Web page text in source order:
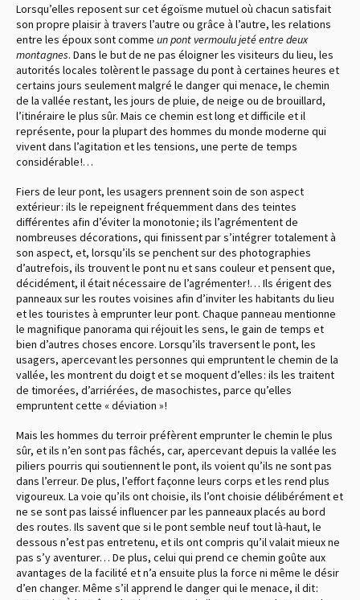
Lorsqu’elles reposent sur cet égoïsme mutuel où chacun satisfait
son propre plaisir à travers l’autre ou grâce à l’autre, les relations
entre les époux sont comme un pont vermoulu jeté entre deux
montagnes. Dans le but de ne pas éloigner les visiteurs du lieu, les
autorités locales tolèrent le passage du pont à certaines heures et
certains jours seulement malgré le danger qui menace, le chemin
de la vallée restant, les jours de pluie, de neige ou de brouillard,
l’itinéraire le plus sûr. Mais ce chemin est long et difficile et il
représente, pour la plupart des hommes du monde moderne qui
vivent dans l’agitation et les tensions, une perte de temps
considérable !…
Fiers de leur pont, les usagers prennent soin de son aspect
extérieur : ils le repeignent fréquemment dans des teintes
différentes afin d’éviter la monotonie ; ils l’agrémentent de
nombreuses décorations, qui finissent par s’intégrer totalement à
son aspect, et, lorsqu’ils se penchent sur des photographies
d’autrefois, ils trouvent le pont nu et sans couleur et pensent que,
décidément, il était nécessaire de l’agrémenter !… Ils érigent des
panneaux sur les routes voisines afin d’inviter les habitants du lieu
et les touristes à emprunter leur pont. Chaque panneau mentionne
le magnifique panorama qui réjouit les sens, le gain de temps et
bien d’autres choses encore. Lorsqu’ils traversent le pont, les
usagers, apercevant les personnes qui empruntent le chemin de la
vallée, les montrent du doigt et se moquent d’elles : ils les traitent
de timorées, d’arriérées, de masochistes, parce qu’elles
empruntent cette « déviation » !
Mais les hommes du terroir préfèrent emprunter le chemin le plus
sûr, et ils n’en sont pas fâchés, car, apercevant depuis la vallée les
piliers pourris qui soutiennent le pont, ils voient qu’ils ne sont pas
dans l’erreur. De plus, l’effort façonne leurs corps et les rend plus
vigoureux. La voie qu’ils ont choisie, ils l’ont choisie délibérément et
ne se sont pas laissé influencer par les panneaux placés au bord
des routes. Ils savent que si le pont semble neuf tout là-haut, le
dessous n’est pas entretenu, et ils ont compris qu’il valait mieux ne
pas s’y aventurer… De plus, celui qui prend ce chemin goûte aux
avantages de la facilité et n’a ensuite plus la force ni même le désir
d’en changer. Même s’il apprend le danger qui le menace, il dit :